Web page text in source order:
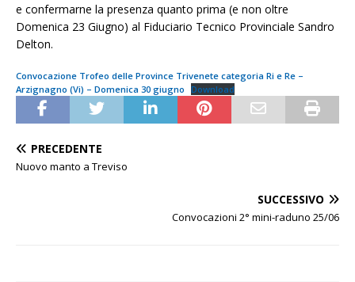
e confermarne la presenza quanto prima (e non oltre
Domenica 23 Giugno) al Fiduciario Tecnico Provinciale Sandro
Delton.
Convocazione Trofeo delle Province Trivenete categoria Ri e Re –
Arzignagno (Vi) – Domenica 30 giugno
Download
PRECEDENTE
Nuovo manto a Treviso
SUCCESSIVO
Convocazioni 2° mini-raduno 25/06